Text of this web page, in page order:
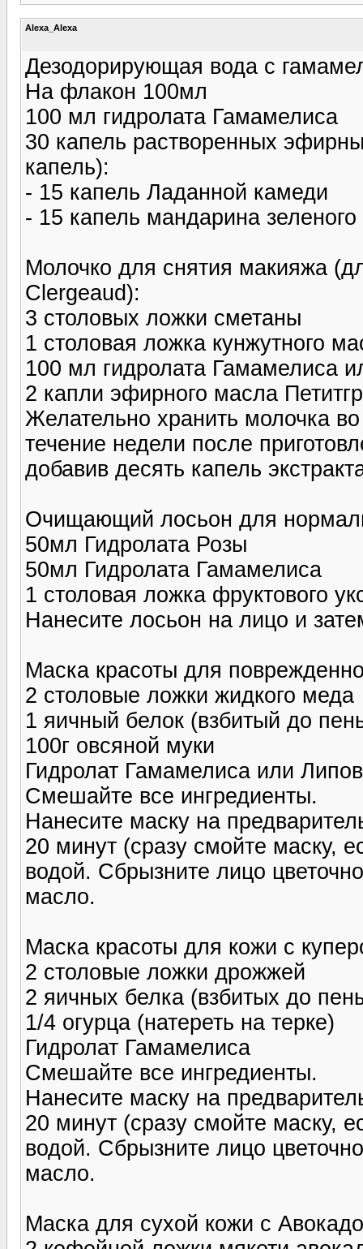
Alexa_Alexa
Дезодорирующая вода с
На флакон 100мл
100 мл гидролата Гамамелиса
30 капель растворенных
капель):
- 15 капель Ладанной камеди
- 15 капель мандарина зеленого
Молочко для снятия макияжа
Clergeaud):
3 столовых ложки сметаны
1 столовая ложка кунжутного
100 мл гидролата Гамамелиса
2 капли эфирного масла
Желательно хранить молочка
течение недели после
добавив десять капель
Очищающий лосьон для
50мл Гидролата Розы
50мл Гидролата Гамамелиса
1 столовая ложка фруктового
Нанесите лосьон на лицо и
Маска красоты для
2 столовые ложки жидкого меда
1 яичный белок (взбитый до
100г овсяной муки
Гидролат Гамамелиса или
Смешайте все ингредиенты.
Нанесите маску на
20 минут (сразу смойте маску,
водой. Сбрызните лицо
масло.
Маска красоты для кожи с
2 столовые ложки дрожжей
2 яичных белка (взбитых до
1/4 огурца (натереть на терке)
Гидролат Гамамелиса
Смешайте все ингредиенты.
Нанесите маску на
20 минут (сразу смойте маску,
водой. Сбрызните лицо
масло.
Маска для сухой кожи с